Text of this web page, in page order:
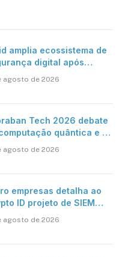
amplia ecossistema de
digital após
agosto de 2026
Tech 2026 debate
quântica e os
agosto de 2026
empresas detalha ao
ID projeto de SIEM
automatizada
agosto de 2026